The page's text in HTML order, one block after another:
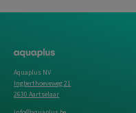
Aquaplus NV
Ingberthoeveweg 21
2630 Aartselaar